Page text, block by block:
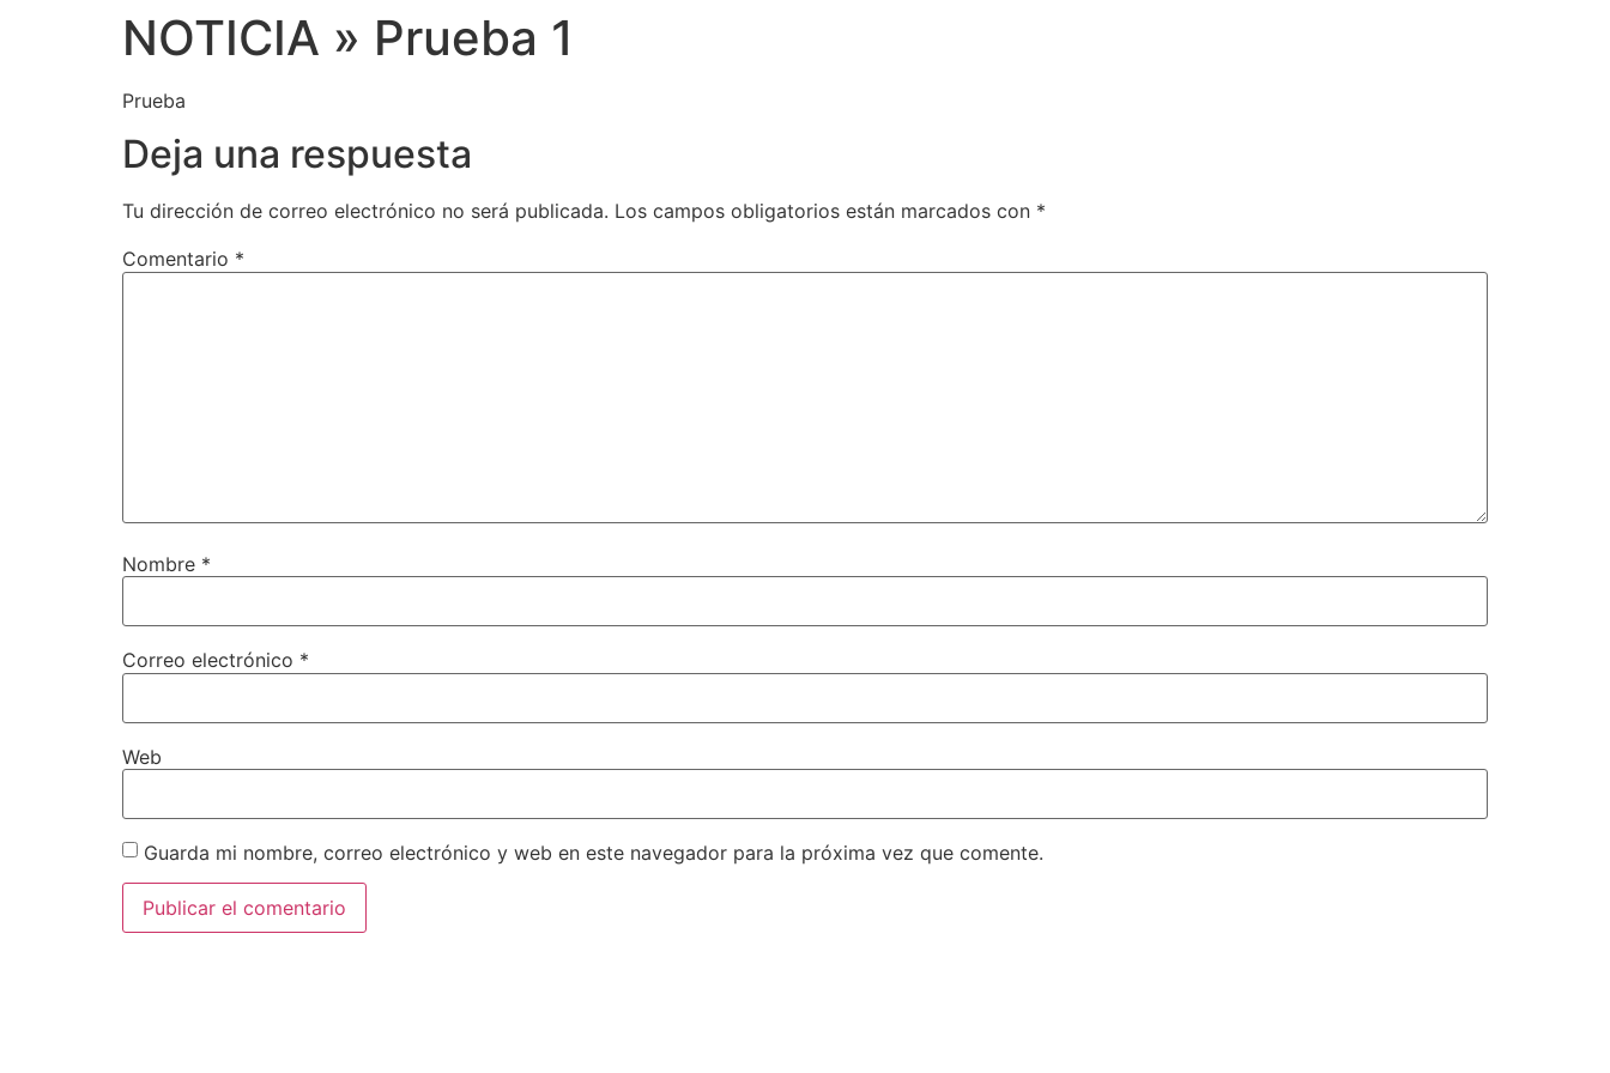
NOTICIA » Prueba 1
Prueba
Deja una respuesta
Tu dirección de correo electrónico no será publicada. Los campos obligatorios están marcados con *
Comentario *
Nombre *
Correo electrónico *
Web
Guarda mi nombre, correo electrónico y web en este navegador para la próxima vez que comente.